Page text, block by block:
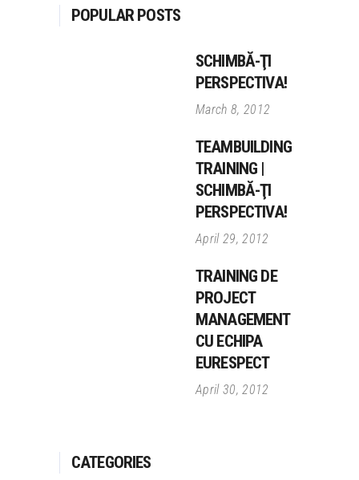
POPULAR POSTS
SCHIMBĂ-ŢI
PERSPECTIVA!
March 8, 2012
TEAMBUILDING
TRAINING |
SCHIMBĂ-ŢI
PERSPECTIVA!
April 29, 2012
TRAINING DE
PROJECT
MANAGEMENT
CU ECHIPA
EURESPECT
April 30, 2012
CATEGORIES